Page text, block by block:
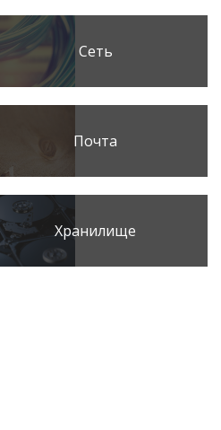
Сеть
Почта
Хранилище